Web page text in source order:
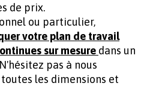
de prix.
ou particulier,
votre plan de travail
sur mesure dans un
pas à nous
les dimensions et